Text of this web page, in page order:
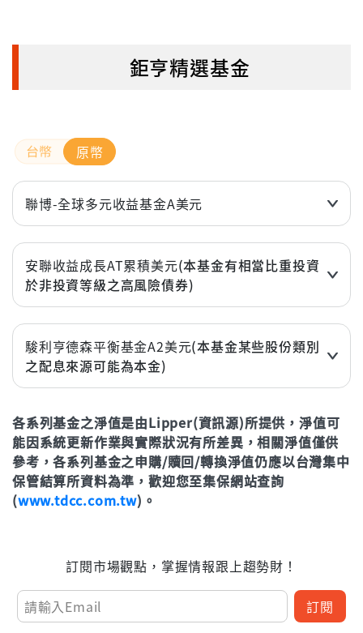
鉅亨精選基金
原幣
聯博-全球多元收益基金A美元
近6個月
3.30%
近1年(%)
近3年
37.15%
年初至今
安聯收益成長AT累積美元(本基金有相當比重投資
於非投資等級之高風險債券)
近6個月
3.61%
近1年(%)
近3年
32.88%
年初至今
5.25%
立即申購
駿利亨德森平衡基金A2美元(本基金某些股份類別
之配息來源可能為本金)
近6個月
2.52%
近1年(%)
7.70%
近2年(%)
20.83%
近3年
立即申購
各系列基金之淨值是由Lipper(資訊源)所提供，淨值可
能因系統更新作業與實際狀況有所差異，相關淨值僅供
參考，各系列基金之申購/贖回/轉換淨值仍應以台灣集中
保管結算所資料為準，歡迎您至集保網站查詢
(www.tdcc.com.tw)。
訂閱市場觀點，掌握情報跟上趨勢財！
訂閱